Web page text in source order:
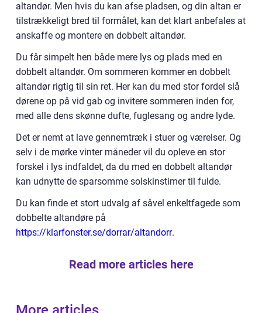
altandør. Men hvis du kan afse pladsen, og din altan er
tilstrækkeligt bred til formålet, kan det klart anbefales at
anskaffe og montere en dobbelt altandør.
Du får simpelt hen både mere lys og plads med en
dobbelt altandør. Om sommeren kommer en dobbelt
altandør rigtig til sin ret. Her kan du med stor fordel slå
dørene op på vid gab og invitere sommeren inden for,
med alle dens skønne dufte, fuglesang og andre lyde.
Det er nemt at lave gennemtræk i stuer og værelser. Og
selv i de mørke vinter måneder vil du opleve en stor
forskel i lys indfaldet, da du med en dobbelt altandør
kan udnytte de sparsomme solskinstimer til fulde.
Du kan finde et stort udvalg af såvel enkeltfagede som
dobbelte altandøre på
https://klarfonster.se/dorrar/altandorr.
Read more articles here